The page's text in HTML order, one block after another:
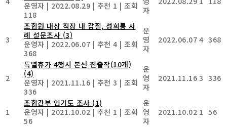
운영자 | 2022.08.29 | 추천 1 | 조회
118
자
3
조합원 대상 직장 내 갑질, 성희롱 사
례 설문조사 (3)
운영자 | 2022.06.07 | 추천 4 | 조회
368
운
영
자
2022.06.07 4 368
2
특별휴가 4행시 본선 진출작(10개)
(4)
운영자 | 2021.11.16 | 추천 3 | 조회
336
운
영
자
2021.11.16 3 336
1
조합간부 인기도 조사 (1)
운영자 | 2021.10.02 | 추천 1 | 조회
56
운
영
자
2021.10.02 1 56